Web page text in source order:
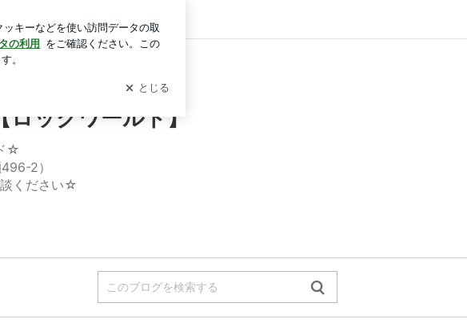
ロックワールド】
ログイン
ックワールド】
☆
2）
ください☆